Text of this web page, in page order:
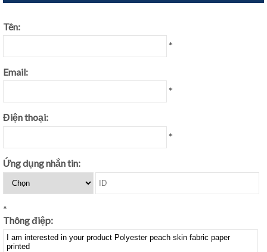
Tên:
*
Email:
*
Điện thoại:
*
Ứng dụng nhắn tin:
*
Thông điệp: